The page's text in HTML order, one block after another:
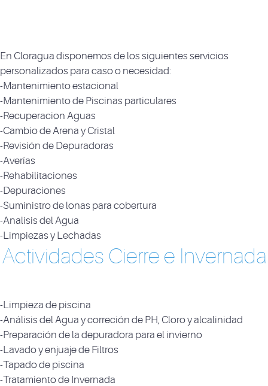
En Cloragua disponemos de los siguientes servicios
personalizados para caso o necesidad:
-Mantenimiento estacional
-Mantenimiento de Piscinas particulares
-Recuperacion Aguas
-Cambio de Arena y Cristal
-Revisión de Depuradoras
-Averías
-Rehabilitaciones
-Depuraciones
-Suministro de lonas para cobertura
-Analisis del Agua
-Limpiezas y Lechadas
Actividades Cierre e Invernada
-Limpieza de piscina
-Análisis del Agua y correción de PH, Cloro y alcalinidad
-Preparación de la depuradora para el invierno
-Lavado y enjuaje de Filtros
-Tapado de piscina
-Tratamiento de Invernada